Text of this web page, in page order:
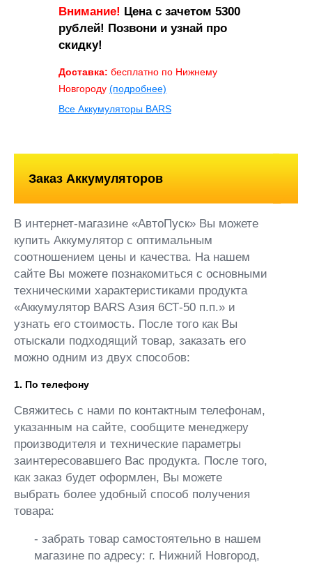
Внимание! Цена с зачетом 5300
рублей! Позвони и узнай про
скидку!
Доставка: бесплатно по Нижнему
Новгороду (подробнее)
Все Аккумуляторы BARS
Заказ Аккумуляторов
В интернет-магазине «АвтоПуск» Вы можете
купить Аккумулятор с оптимальным
соотношением цены и качества. На нашем
сайте Вы можете познакомиться с основными
техническими характеристиками продукта
«Аккумулятор BARS Азия 6СТ-50 п.п.» и
узнать его стоимость. После того как Вы
отыскали подходящий товар, заказать его
можно одним из двух способов:
1. По телефону
Свяжитесь с нами по контактным телефонам,
указанным на сайте, сообщите менеджеру
производителя и технические параметры
заинтересовавшего Вас продукта. После того,
как заказ будет оформлен, Вы можете
выбрать более удобный способ получения
товара:
- забрать товар самостоятельно в нашем
магазине по адресу: г. Нижний Новгород,